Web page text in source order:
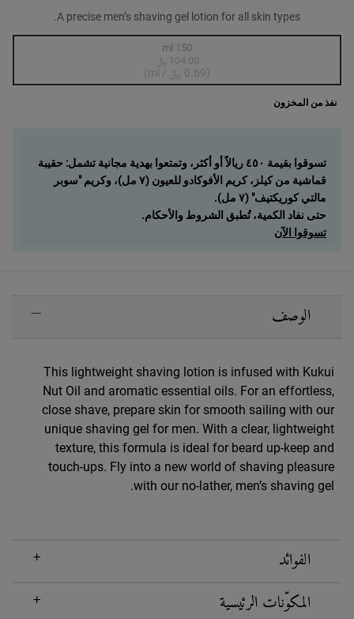
A precise men’s shaving gel lotion for all skin types.
Selected
أنواع المنتج غير متوفرة في المخزون، {0}
150 ml
104.00 ﷼
(0.69 ﷼ / ml)
, 1 of 1
نفذ من المخزون
تسوقوا بقيمة ٤٥٠ ريالاً أو أكثر، وتمتعوا بهدية مجانية تشمل: حقيبة
قماشية من كيلز، كريم الأفوكادو للعيون (٧ مل)، وكريم "سوبر
مالتي كوريكتيف" (٧ مل).
حتى نفاد الكمية، تُطبق الشروط والأحكام.
تسوقوا الآن
الوصف
This lightweight shaving lotion is infused with Kukui
Nut Oil and aromatic essential oils. For an effortless,
close shave, prepare skin for smooth sailing with our
unique shaving gel for men. With a clear, lightweight
texture, this formula is ideal for beard up-keep and
touch-ups. Fly into a new world of shaving pleasure
with our no-lather, men’s shaving gel.
الفوائد
المكوّنات الرئيسية